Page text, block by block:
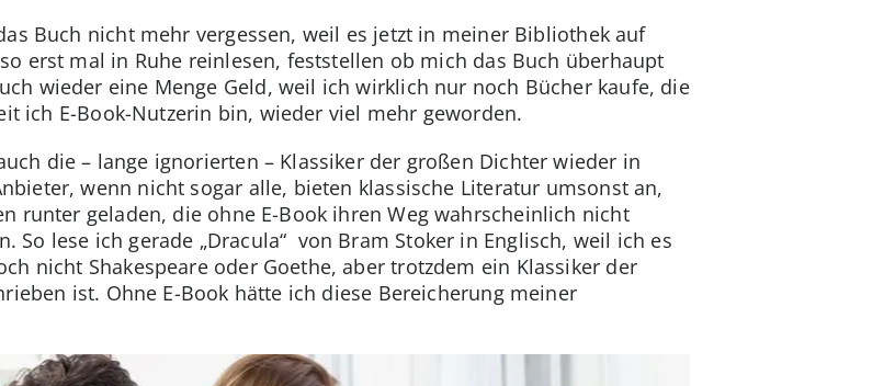
Buch nicht mehr vergessen, weil es jetzt in meiner Bibliothek auf
erst mal in Ruhe reinlesen, feststellen ob mich das Buch überhaupt
wieder eine Menge Geld, weil ich wirklich nur noch Bücher kaufe, die
ich E-Book-Nutzerin bin, wieder viel mehr geworden.
die – lange ignorierten – Klassiker der großen Dichter wieder in
wenn nicht sogar alle, bieten klassische Literatur umsonst an,
runter geladen, die ohne E-Book ihren Weg wahrscheinlich nicht
So lese ich gerade „Dracula“ von Bram Stoker in Englisch, weil ich es
nicht Shakespeare oder Goethe, aber trotzdem ein Klassiker der
ist. Ohne E-Book hätte ich diese Bereicherung meiner